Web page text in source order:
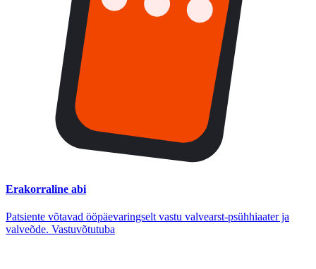
Erakorraline abi
Patsiente võtavad ööpäevaringselt vastu valvearst-psühhiaater ja
valveõde. Vastuvõtutuba